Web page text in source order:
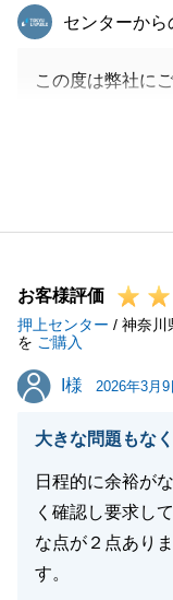
東急リバブル
センターから
この度は弊社に
売却だったでし
最終的にご満足
私共も嬉しく思
ができますと幸
お忙しいところ
願いいたします。
お客様評価
押上センター / 神奈川
を ご購入
I様
I様 2026年3月9
大きな問題もな
日程的に余裕が
く確認し要求し
な点が２点ありま